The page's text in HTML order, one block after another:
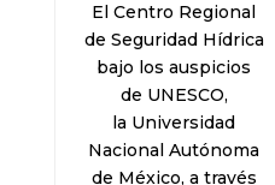
El Centro Regional
de Seguridad Hídrica
bajo los auspicios
de UNESCO,
la Universidad
Nacional Autónoma
de México, a través